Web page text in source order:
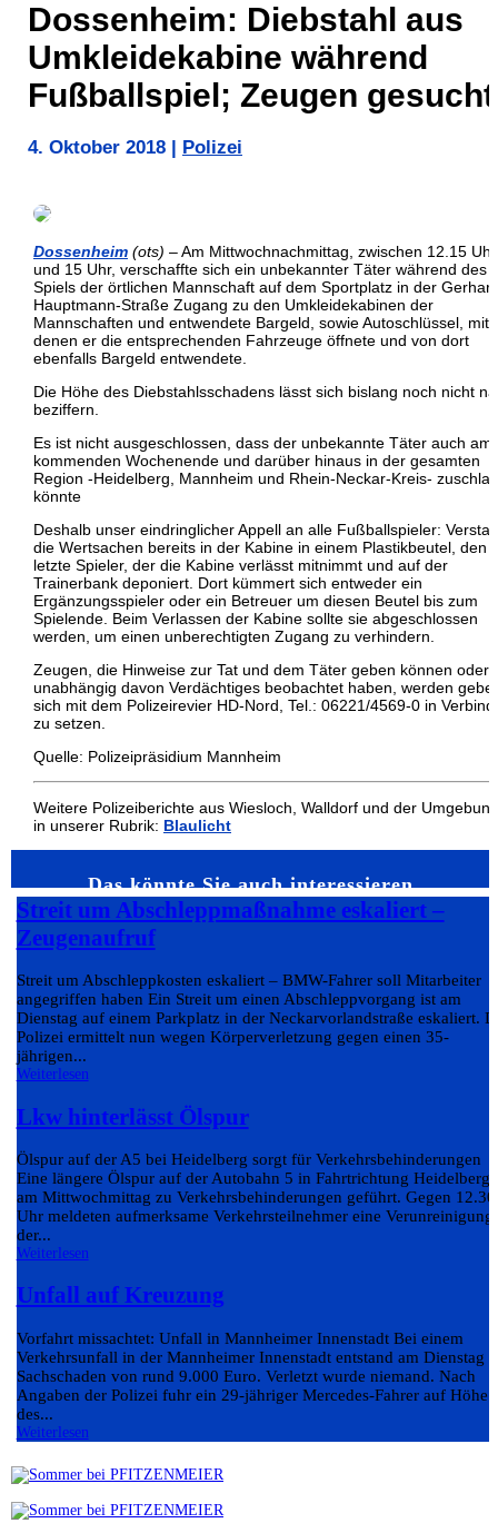
Dossenheim: Diebstahl aus
Umkleidekabine während
Fußballspiel; Zeugen gesucht
4. Oktober 2018 Polizei
Dossenheim (ots) – Am Mittwochnachmittag, zwischen 12.15 Uhr
und 15 Uhr, verschaffte sich ein unbekannter Täter während des
Spiels der örtlichen Mannschaft auf dem Sportplatz in der
Hauptmann-Straße Zugang zu den Umkleidekabinen der
Mannschaften und entwendete Bargeld, sowie Autoschlüssel, mit
denen er die entsprechenden Fahrzeuge öffnete und von dort
ebenfalls Bargeld entwendete.
Die Höhe des Diebstahlsschadens lässt sich bislang noch nicht
beziffern.
Es ist nicht ausgeschlossen, dass der unbekannte Täter auch am
kommenden Wochenende und darüber hinaus in der gesamten
Region -Heidelberg, Mannheim und Rhein-Neckar-Kreis-
könnte
Deshalb unser eindringlicher Appell an alle Fußballspieler:
die Wertsachen bereits in der Kabine in einem Plastikbeutel, den
letzte Spieler, der die Kabine verlässt mitnimmt und auf der
Trainerbank deponiert. Dort kümmert sich entweder ein
Ergänzungsspieler oder ein Betreuer um diesen Beutel bis zum
Spielende. Beim Verlassen der Kabine sollte sie abgeschlossen
werden, um einen unberechtigten Zugang zu verhindern.
Zeugen, die Hinweise zur Tat und dem Täter geben können oder
unabhängig davon Verdächtiges beobachtet haben, werden
sich mit dem Polizeirevier HD-Nord, Tel.: 06221/4569-0 in
zu setzen.
Quelle: Polizeipräsidium Mannheim
Weitere Polizeiberichte aus Wiesloch, Walldorf und der Umgebung
in unserer Rubrik: Blaulicht
Das könnte Sie auch interessieren…
Streit um Abschleppmaßnahme eskaliert –
Zeugenaufruf
Streit um Abschleppkosten eskaliert – BMW-Fahrer soll Mitarbeiter
angegriffen haben Ein Streit um einen Abschleppvorgang ist am
Dienstag auf einem Parkplatz in der Neckarvorlandstraße eskaliert.
Polizei ermittelt nun wegen Körperverletzung gegen einen 35-
jährigen...
Weiterlesen
Lkw hinterlässt Ölspur
Ölspur auf der A5 bei Heidelberg sorgt für Verkehrsbehinderungen
Eine längere Ölspur auf der Autobahn 5 in Fahrtrichtung Heidelberg
am Mittwochmittag zu Verkehrsbehinderungen geführt. Gegen 12.30
Uhr meldeten aufmerksame Verkehrsteilnehmer eine Verunreinigung
der...
Weiterlesen
Unfall auf Kreuzung
Vorfahrt missachtet: Unfall in Mannheimer Innenstadt Bei einem
Verkehrsunfall in der Mannheimer Innenstadt entstand am Dienstag
Sachschaden von rund 9.000 Euro. Verletzt wurde niemand. Nach
Angaben der Polizei fuhr ein 29-jähriger Mercedes-Fahrer auf Höhe
des...
Weiterlesen